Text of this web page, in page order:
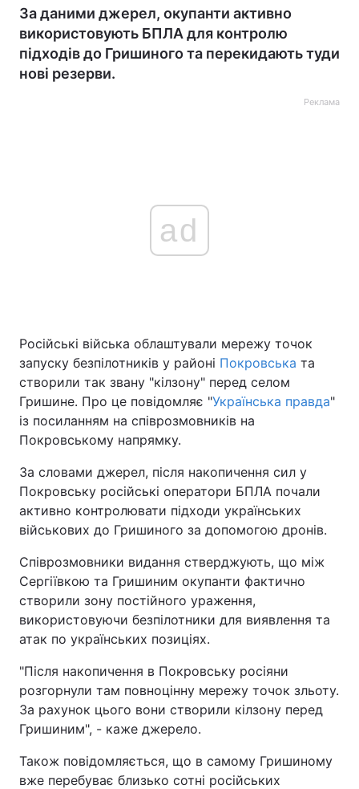
За даними джерел, окупанти активно
використовують БПЛА для контролю
підходів до Гришиного та перекидають туди
нові резерви.
Реклама
ad
Російські війська облаштували мережу точок
запуску безпілотників у районі Покровська та
створили так звану "кілзону" перед селом
Гришине. Про це повідомляє "Українська правда"
із посиланням на співрозмовників на
Покровському напрямку.
За словами джерел, після накопичення сил у
Покровську російські оператори БПЛА почали
активно контролювати підходи українських
військових до Гришиного за допомогою дронів.
Співрозмовники видання стверджують, що між
Сергіївкою та Гришиним окупанти фактично
створили зону постійного ураження,
використовуючи безпілотники для виявлення та
атак по українських позиціях.
"Після накопичення в Покровську росіяни
розгорнули там повноцінну мережу точок зльоту.
За рахунок цього вони створили кілзону перед
Гришиним", - каже джерело.
Також повідомляється, що в самому Гришиному
вже перебуває близько сотні російських